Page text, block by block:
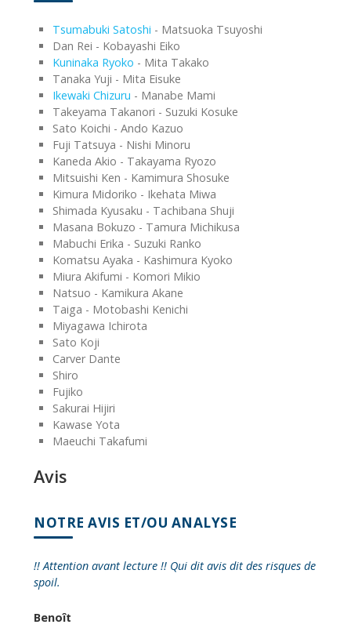
Tsumabuki Satoshi - Matsuoka Tsuyoshi
Dan Rei - Kobayashi Eiko
Kuninaka Ryoko - Mita Takako
Tanaka Yuji - Mita Eisuke
Ikewaki Chizuru - Manabe Mami
Takeyama Takanori - Suzuki Kosuke
Sato Koichi - Ando Kazuo
Fuji Tatsuya - Nishi Minoru
Kaneda Akio - Takayama Ryozo
Mitsuishi Ken - Kamimura Shosuke
Kimura Midoriko - Ikehata Miwa
Shimada Kyusaku - Tachibana Shuji
Masana Bokuzo - Tamura Michikusa
Mabuchi Erika - Suzuki Ranko
Komatsu Ayaka - Kashimura Kyoko
Miura Akifumi - Komori Mikio
Natsuo - Kamikura Akane
Taiga - Motobashi Kenichi
Miyagawa Ichirota
Sato Koji
Carver Dante
Shiro
Fujiko
Sakurai Hijiri
Kawase Yota
Maeuchi Takafumi
Avis
NOTRE AVIS ET/OU ANALYSE
!! Attention avant lecture !! Qui dit avis dit des risques de
spoil.
Benoît